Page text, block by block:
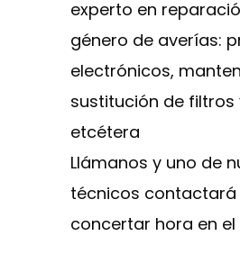
experto en
género de averías:
electrónicos,
sustitución de filtros
etcétera
Llámanos y uno de
técnicos
concertar hora en el